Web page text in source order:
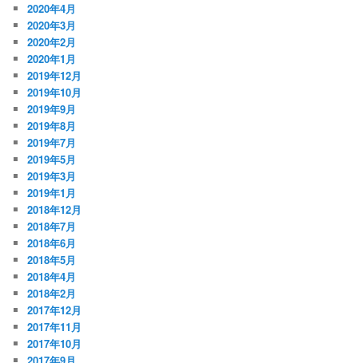
2020年4月
2020年3月
2020年2月
2020年1月
2019年12月
2019年10月
2019年9月
2019年8月
2019年7月
2019年5月
2019年3月
2019年1月
2018年12月
2018年7月
2018年6月
2018年5月
2018年4月
2018年2月
2017年12月
2017年11月
2017年10月